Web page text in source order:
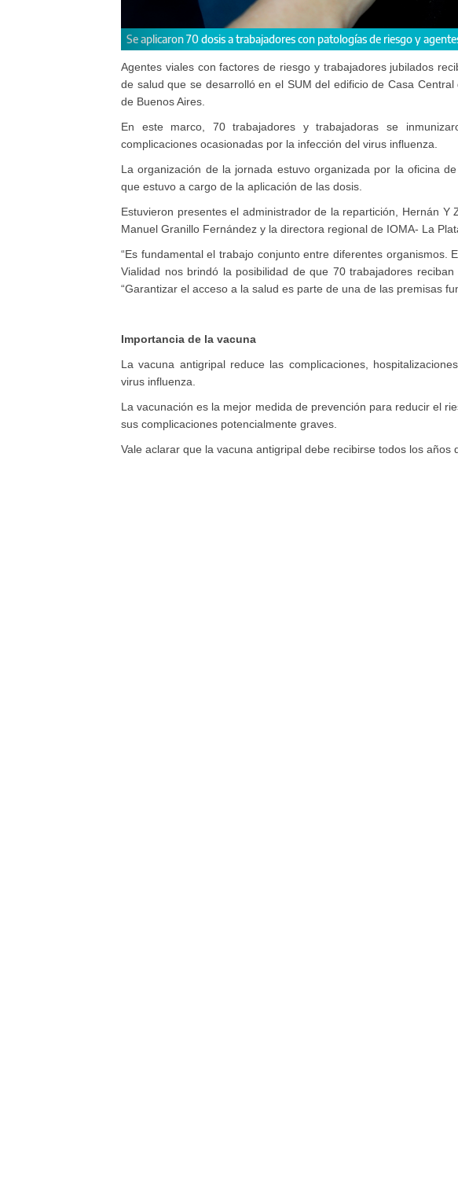
Estuvieron presentes el administrador Hernán
Agentes viales con factores de riesgo y trabajadores jubilados
de salud que se desarrolló en el SUM del edificio de Casa
de Buenos Aires.
En este marco, 70 trabajadores y trabajadoras se
complicaciones ocasionadas por la infección del virus influenza.
La organización de la jornada estuvo organizada por laoficina de
que estuvo a cargo de la aplicación de las dosis.
Estuvieron presentes el administrador de la repartición, Hernán Y
Manuel Granillo Fernández y la directora regional de IOMA- La
“Es fundamental el trabajo conjunto entre diferentes organismos.
Vialidad nos brindó la posibilidad de que 70 trabajadores
“Garantizar el acceso a la salud es parte de una de las premisas
Importancia de la vacuna
La vacuna antigripal reduce las complicaciones,
virus influenza.
La vacunación es la mejor medida de prevención para reducir el
sus complicaciones potencialmente graves.
Vale aclarar que la vacuna antigripal debe recibirse todos los